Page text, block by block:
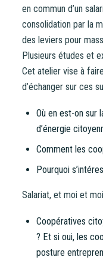
en commun d’un
consolidation par la
des leviers pour
Plusieurs études et
Cet atelier vise à
d’échanger sur ces
Où en est-on sur
d’énergie
Comment les
Pourquoi
Salariat, et moi et
Coopératives
? Et si oui, les
posture